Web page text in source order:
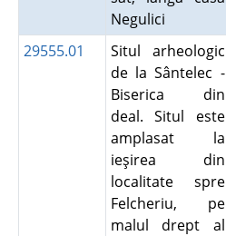
Negulici
29555.01
Situl arheologic
de la Sântelec -
Biserica din
deal. Situl este
amplasat la
ieşirea din
localitate spre
Felcheriu, pe
malul drept al